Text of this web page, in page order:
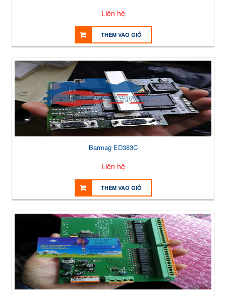
Liên hệ
THÊM VÀO GIỎ
Barmag ED383C
Liên hệ
THÊM VÀO GIỎ